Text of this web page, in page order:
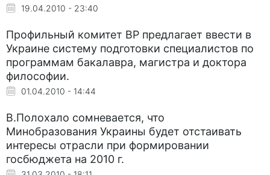
19.04.2010 - 23:40
Профильный комитет ВР предлагает ввести в
Украине систему подготовки специалистов по
программам бакалавра, магистра и доктора
философии.
01.04.2010 - 14:44
В.Полохало сомневается, что
Минобразования Украины будет отстаивать
интересы отрасли при формировании
госбюджета на 2010 г.